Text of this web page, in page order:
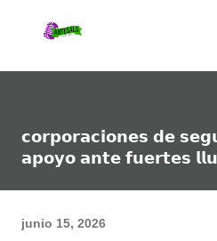
𝗰𝗼𝗿𝗽𝗼𝗿𝗮𝗰𝗶𝗼𝗻𝗲𝘀 𝗱𝗲
𝗮𝗽𝗼𝘆𝗼 𝗮𝗻𝘁𝗲 𝗳𝘂𝗲𝗿𝘁𝗲𝘀
junio 15, 2026